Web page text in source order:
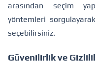
arasından seçim
yöntemleri
seçebilirsiniz.
Güvenilirlik ve